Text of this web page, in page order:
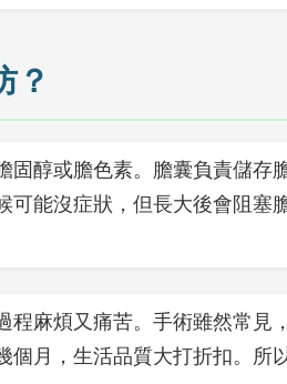
？
醇或膽色素。膽囊負責儲存
能沒症狀，但長大後會阻塞
麻煩又痛苦。手術雖然常見
月，生活品質大打折扣。所